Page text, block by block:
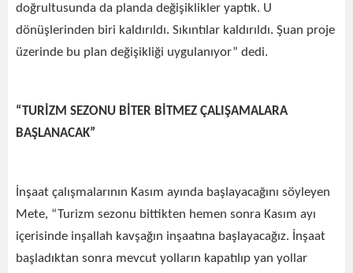
doğrultusunda da planda değişiklikler yaptık. U
dönüşlerinden biri kaldırıldı. Sıkıntılar kaldırıldı. Şuan proje
üzerinde bu plan değişikliği uygulanıyor” dedi.
“TURİZM SEZONU BİTER BİTMEZ ÇALIŞAMALARA
BAŞLANACAK”
İnşaat çalışmalarının Kasım ayında başlayacağını söyleyen
Mete, “Turizm sezonu bittikten hemen sonra Kasım ayı
içerisinde inşallah kavşağın inşaatına başlayacağız. İnşaat
başladıktan sonra mevcut yolların kapatılıp yan yollar